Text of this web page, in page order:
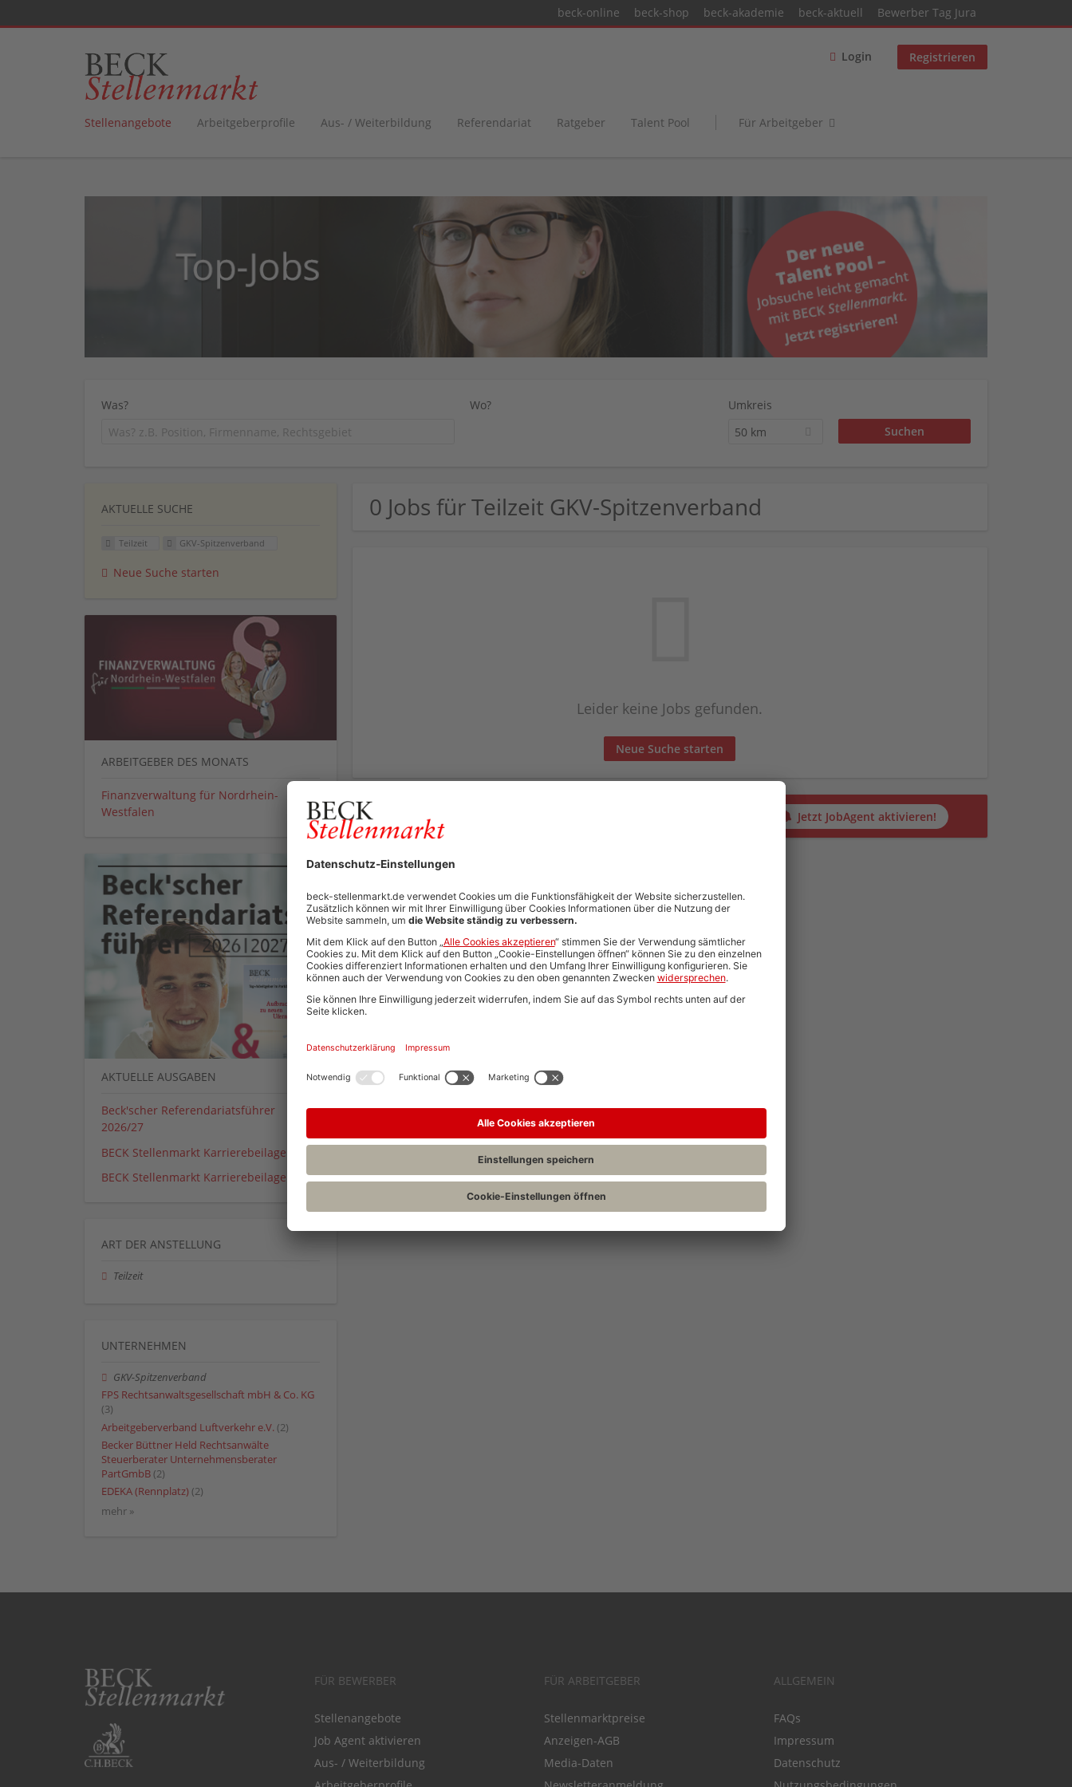
beck-online beck-shop beck-akademie beck-aktuell Bewerber Tag Jura
Login Registrieren
Stellenangebote Arbeitgeberprofile Aus- / Weiterbildung Referendariat Ratgeber Talent Pool Für Arbeitgeber
Was? Wo?
Umkreis
50 km
0 Jobs für Teilzeit GKV-Spitzenverband
Leider keine Jobs gefunden.
Neue Suche starten
Automatisch neue Jobs und Karriere-Updates per E-Mail erhalten? Jetzt JobAgent aktivieren!
AKTUELLE SUCHE
Teilzeit GKV-Spitzenverband
Neue Suche starten
ARBEITGEBER DES MONATS
Finanzverwaltung für Nordrhein-
Westfalen
AKTUELLE AUSGABEN
Beck'scher Referendariatsführer
2026/27
BECK Stellenmarkt Karrierebeilage 01_26
BECK Stellenmarkt Karrierebeilage 02_26
ART DER ANSTELLUNG
Teilzeit
UNTERNEHMEN
GKV-Spitzenverband
FPS Rechtsanwaltsgesellschaft mbH & Co. KG
(3)
Arbeitgeberverband Luftverkehr e.V. (2)
Becker Büttner Held Rechtsanwälte
Steuerberater Unternehmensberater
PartGmbB (2)
EDEKA (Rennplatz) (2)
mehr »
FÜR BEWERBER
Stellenangebote
Job Agent aktivieren
Aus- / Weiterbildung
FÜR ARBEITGEBER
Stellenmarktpreise
Anzeigen-AGB
Media-Daten
ALLGEMEIN
FAQs
Impressum
Datenschutz